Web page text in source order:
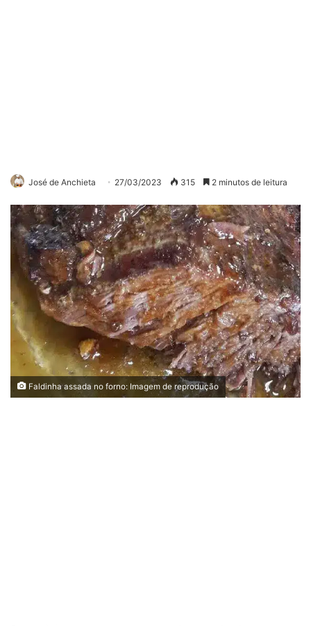
José de Anchieta 27/03/2023 315 2 minutos de leitura
Faldinha assada no forno: Imagem de reprodução